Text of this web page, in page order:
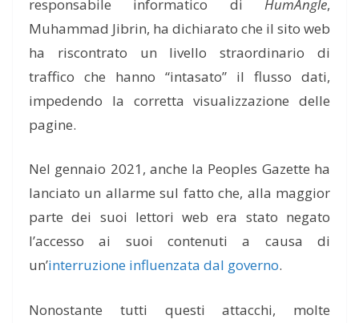
responsabile informatico di HumAngle,
Muhammad Jibrin, ha dichiarato che il sito web
ha riscontrato un livello straordinario di
traffico che hanno “intasato” il flusso dati,
impedendo la corretta visualizzazione delle
pagine.
Nel gennaio 2021, anche la Peoples Gazette ha
lanciato un allarme sul fatto che, alla maggior
parte dei suoi lettori web era stato negato
l’accesso ai suoi contenuti a causa di
un’interruzione influenzata dal governo.
Nonostante tutti questi attacchi, molte